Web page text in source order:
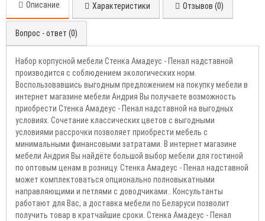
Описание Характеристики Отзывов (0)
Вопрос - ответ (0)
Набор корпусной мебели Стенка Амадеус - Пенал надставной
производится с соблюдением экологических норм.
Воспользовавшись выгодным предложением на покупку мебели в
интернет магазине мебели Андрия Вы получаете возможность
приобрести Стенка Амадеус - Пенал надставной на выгодных
условиях. Сочетание классических цветов с выгодными
условиями рассрочки позволяет приобрести мебель с
минимальными финансовыми затратами. В интернет магазине
мебели Андрия Вы найдёте большой выбор мебели для гостиной
по оптовым ценам в розницу. Стенка Амадеус - Пенал надставной
может комплектоваться опционально полновыкатными
направляющими и петлями с доводчиками.. Консультанты
работают для Вас, а доставка мебели по Беларуси позволит
получить товар в кратчайшие сроки. Стенка Амадеус - Пенал